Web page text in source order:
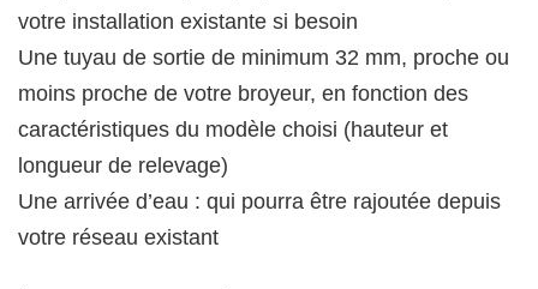
votre installation existante si besoin
Une tuyau de sortie de minimum 32 mm, proche ou
moins proche de votre broyeur, en fonction des
caractéristiques du modèle choisi (hauteur et
longueur de relevage)
Une arrivée d’eau : qui pourra être rajoutée depuis
votre réseau existant